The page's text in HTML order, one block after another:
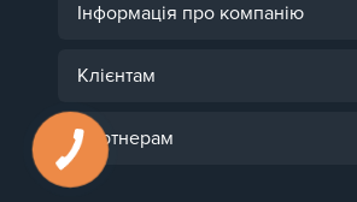
Інформація про компанію
Клієнтам
Партнерам